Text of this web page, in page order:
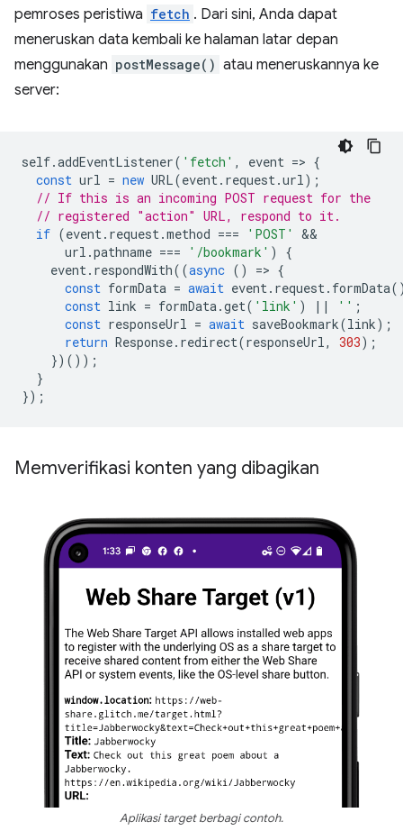
pemroses peristiwa fetch . Dari sini, Anda dapat
meneruskan data kembali ke halaman latar depan
menggunakan postMessage() atau meneruskannya ke
server:
self.addEventListener( 'fetch' , event => {
const url = new URL(event. request.url);
// If this is an incoming POST request for the
// registered "action" URL, respond to it.
if (event. request.method === 'POST'
url .pathname === '/bookmark' )
{
event. respondWith((async () => {
const formData = await event. request. formData
const link = formData.get( 'link' ) || '' ;
const responseUrl = await saveBookmark(link);
return Response. redirect(responseUrl, 303);
})());
}
});
Memverifikasi konten yang dibagikan
Aplikasi target berbagi contoh.